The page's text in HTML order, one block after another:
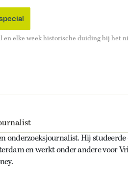
en elke week historische duiding bij het
onderzoeksjournalist. Hij
en werkt onder andere voor